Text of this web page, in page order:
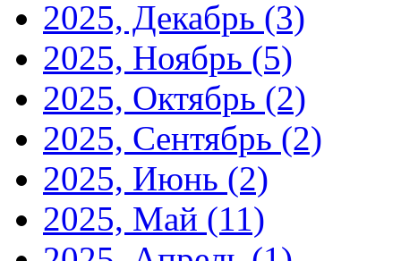
2025, Декабрь (3)
2025, Ноябрь (5)
2025, Октябрь (2)
2025, Сентябрь (2)
2025, Июнь (2)
2025, Май (11)